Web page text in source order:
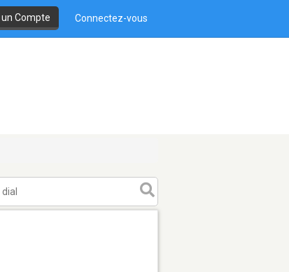
Compte Connectez-vous